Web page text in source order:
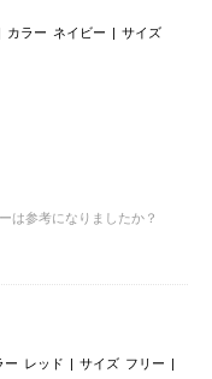
カラー ネイビー
サイズ
は参考になりましたか？
ー レッド サイズ フリー